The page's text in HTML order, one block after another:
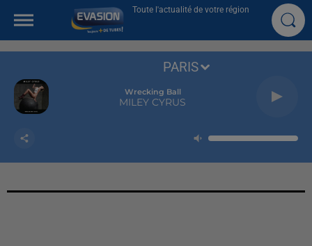
Toute l'actualité de votre région
Wrecking Ball
MILEY CYRUS
PARIS